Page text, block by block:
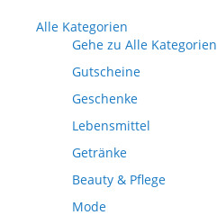
Alle Kategorien
Gehe zu Alle Kategorien
Gutscheine
Geschenke
Lebensmittel
Getränke
Beauty & Pflege
Mode